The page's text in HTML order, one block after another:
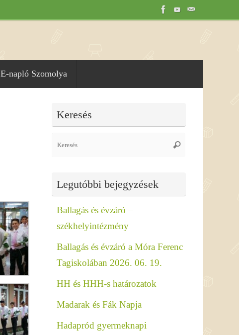
E-napló Szomolya
Keresés
Keresés
Legutóbbi bejegyzések
Ballagás és évzáró –
székhelyintézmény
Ballagás és évzáró a Móra Ferenc
Tagiskolában 2026. 06. 19.
HH és HHH-s határozatok
Madarak és Fák Napja
Hadapród gyermeknapi